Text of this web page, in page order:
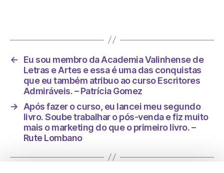
←
Eu sou membro da Academia Valinhense de
Letras e Artes e essa é uma das conquistas
que eu também atribuo ao curso Escritores
Admiráveis. – Patrícia Gomez
→
Após fazer o curso, eu lancei meu segundo
livro. Soube trabalhar o pós-venda e fiz muito
mais o marketing do que o primeiro livro. –
Rute Lombano